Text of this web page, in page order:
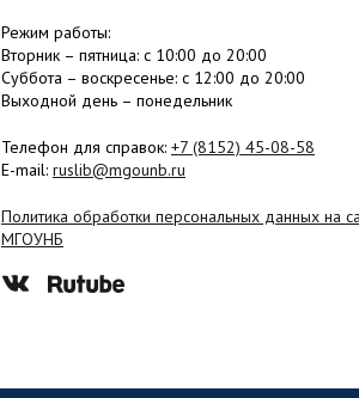
Режим работы:
Вторник – пятница: с 10:00 до 20:00
Суббота – воскресенье: c 12:00 до 20:00
Выходной день – понедельник
Телефон для справок: +7 (8152) 45-08-58
E-mail: ruslib@mgounb.ru
Политика обработки персональных данных на
МГОУНБ